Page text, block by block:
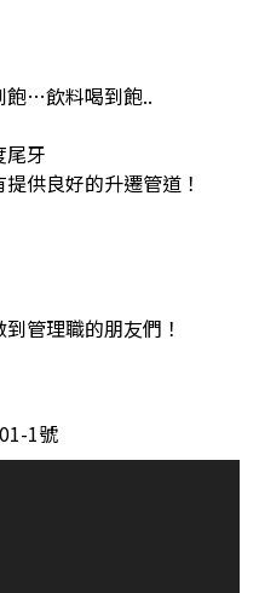
飽…飲料喝到飽..
尾牙
供良好的升遷管道！
管理職的朋友們！
1號